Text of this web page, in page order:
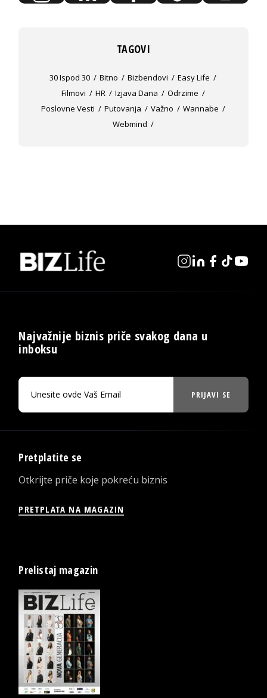
TAGOVI
30 Ispod 30 Bitno Bizbendovi
Easy Life
Filmovi
HR Izjava Dana
Odrzime
Poslovne Vesti
Putovanja Važno
Wannabe
Webmind
Najvažnije biznis priče svakog dana u
inboksu
PRIJAVI SE
Pretplatite se
Otkrijte priče koje pokreću biznis
PRETPLATA NA MAGAZIN
Prelistaj magazin